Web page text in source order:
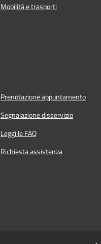
Mobilità e trasporti
Prenotazione appuntamento
Segnalazione disservizio
Leggi le FAQ
Richiesta assistenza